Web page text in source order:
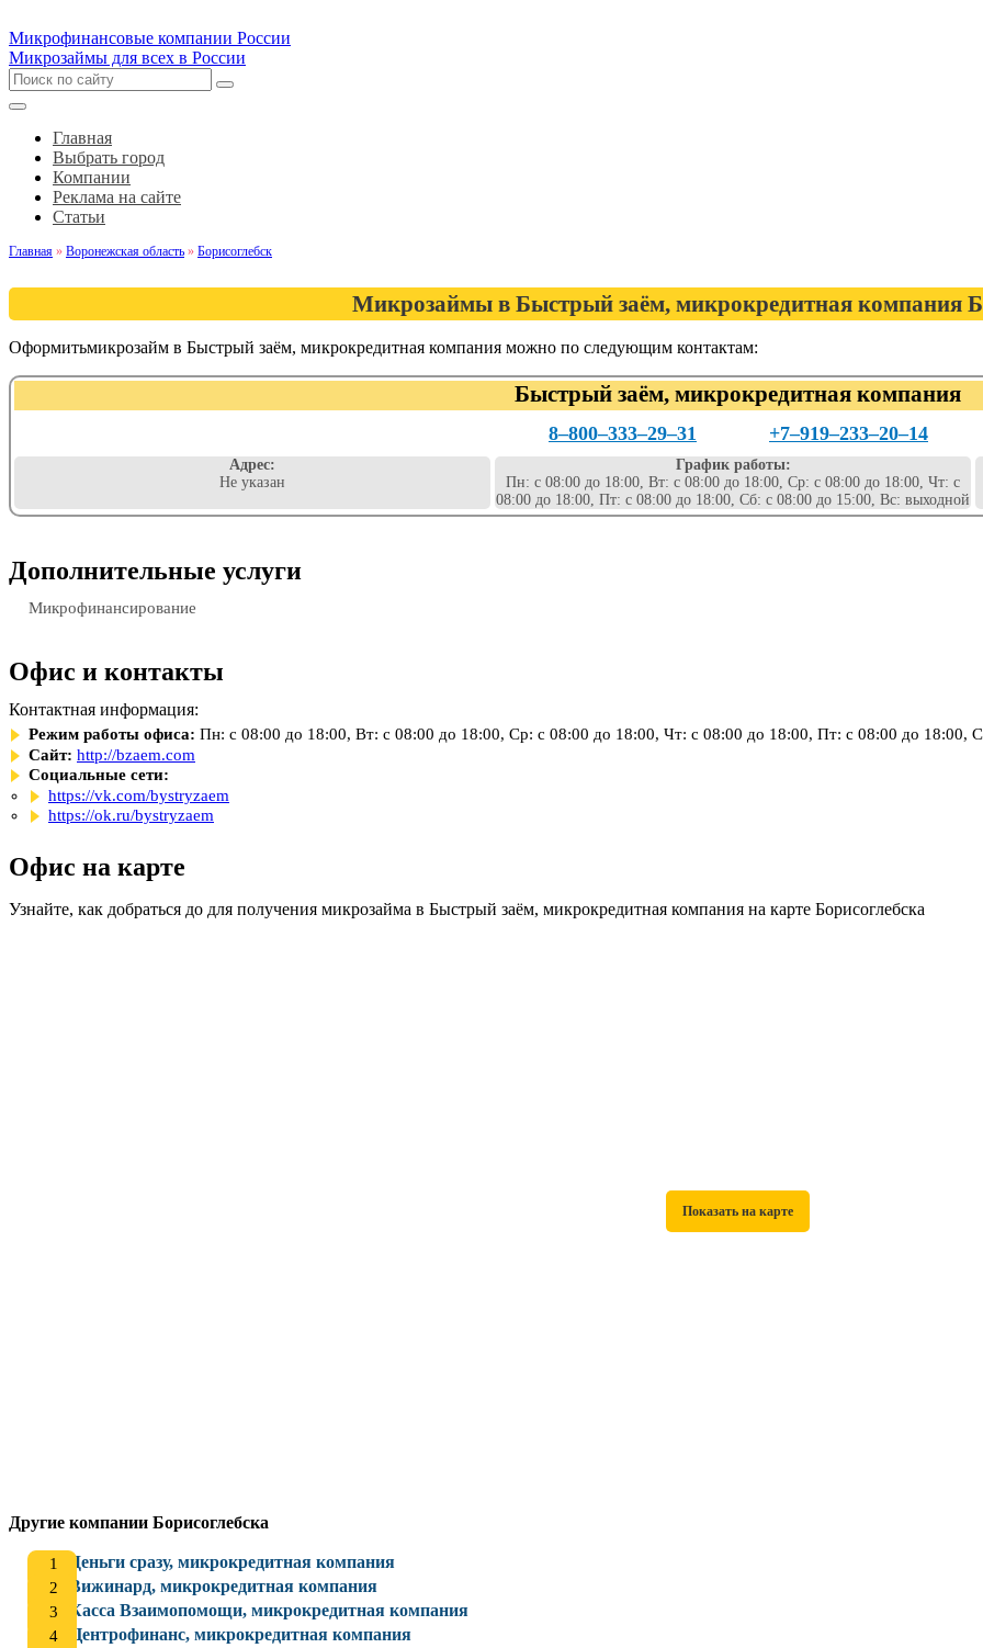
Микрофинансовые компании России
Микрозаймы для всех в России
Главная
Выбрать город
Компании
Реклама на сайте
Статьи
Главная » Воронежская область » Борисоглебск
Микрозаймы в Быстрый заём, микрокредитная компания
Оформитьмикрозайм в Быстрый заём, микрокредитная компания можно по следующим контактам:
Быстрый заём, микрокредитная компания
8‒800‒333‒29‒31 +7‒919‒233‒20‒14
Адрес:
Не указан
График работы:
Пн: с 08:00 до 18:00, Вт: с 08:00 до 18:00, Ср: с 08:00 до 18:00, Чт: с
08:00 до 18:00, Пт: с 08:00 до 18:00, Сб: с 08:00 до 15:00, Вс: выходной
Дополнительные услуги
Микрофинансирование
Офис и контакты
Контактная информация:
Режим работы офиса: Пн: с 08:00 до 18:00, Вт: с 08:00 до 18:00, Ср: с 08:00 до 18:00, Чт: с 08:00 до 18:00, Пт: с 08:00 до 18:00,
Сайт: http://bzaem.com
Социальные сети:
https://vk.com/bystryzaem
https://ok.ru/bystryzaem
Офис на карте
Узнайте, как добраться до для получения микрозайма в Быстрый заём, микрокредитная компания на карте Борисоглебска
Другие компании Борисоглебска
Деньги сразу, микрокредитная компания
Вижинард, микрокредитная компания
Касса Взаимопомощи, микрокредитная компания
Центрофинанс, микрокредитная компания